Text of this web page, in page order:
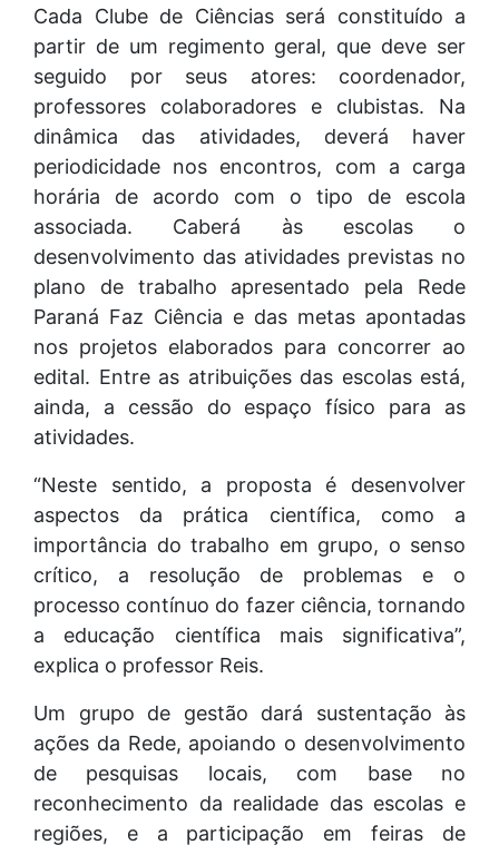
Cada Clube de Ciências será constituído a
partir de um regimento geral, que deve ser
seguido por seus atores: coordenador,
professores colaboradores e clubistas. Na
dinâmica das atividades, deverá haver
periodicidade nos encontros, com a carga
horária de acordo com o tipo de escola
associada. Caberá às escolas o
desenvolvimento das atividades previstas no
plano de trabalho apresentado pela Rede
Paraná Faz Ciência e das metas apontadas
nos projetos elaborados para concorrer ao
edital. Entre as atribuições das escolas está,
ainda, a cessão do espaço físico para as
atividades.
“Neste sentido, a proposta é desenvolver
aspectos da prática científica, como a
importância do trabalho em grupo, o senso
crítico, a resolução de problemas e o
processo contínuo do fazer ciência, tornando
a educação científica mais significativa”,
explica o professor Reis.
Um grupo de gestão dará sustentação às
ações da Rede, apoiando o desenvolvimento
de pesquisas locais, com base no
reconhecimento da realidade das escolas e
regiões, e a participação em feiras de